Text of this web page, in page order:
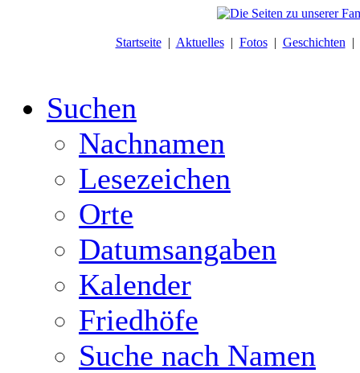
Startseite| Aktuelles| Fotos| Geschichten |
Suchen
Nachnamen
Lesezeichen
Orte
Datumsangaben
Kalender
Friedhöfe
Suche nach Namen